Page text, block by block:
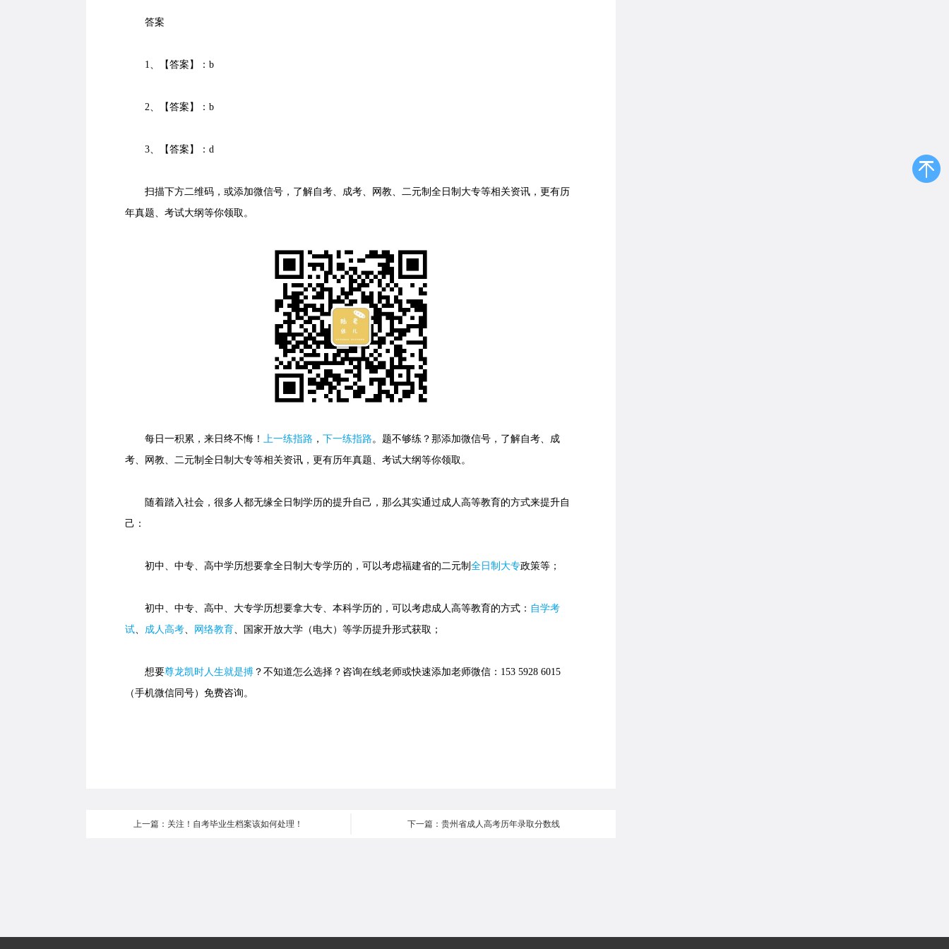
答案
1、【答案】：b
2、【答案】：b
3、【答案】：d
扫描下方二维码，或添加微信号，了解自考、成考、网教、二元制全日制大专等相关资讯，更有历
年真题、考试大纲等你领取。
每日一积累，来日终不悔！ 上一练指路 ， 下一练指路。 题不够练？那添加微信号，了解自考、成
考、网教、二元制全日制大专等相关资讯，更有历年真题、考试大纲等你领取。
随着踏入社会，很多人都无缘全日制学历的提升自己，那么其实通过成人高等教育的方式来提升自
己：
初中、中专、高中学历想要拿全日制大专学历的，可以考虑福建省的二元制 全日制大专政策等；
初中、中专、高中、大专学历想要拿大专、本科学历的，可以考虑成人高等教育的方式： 自学考
试、 成人高考、 网络教育、国家开放大学（电大）等学历提升形式获取；
想要尊龙凯时人生就是搏 ？不知道怎么选择？咨询在线老师或快速添加老师微信：153 5928 6015
（手机微信同号）免费咨询。
上一篇：关注！自考毕业生档案该如何处理！ 下一篇：贵州省成人高考历年录取分数线